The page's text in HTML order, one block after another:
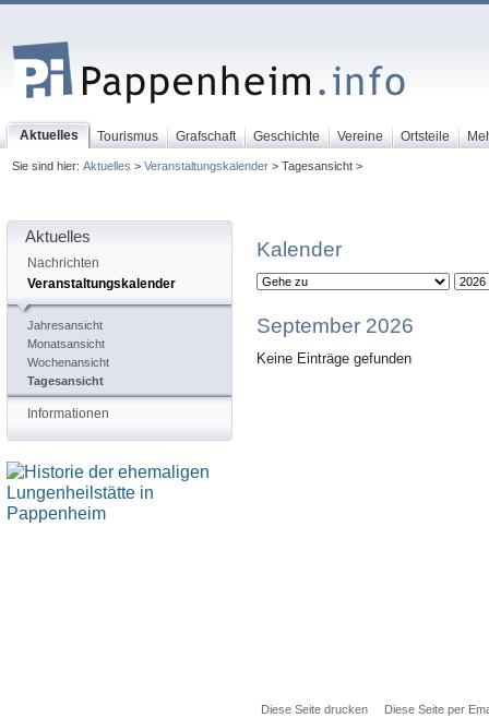
Aktuelles Tourismus Grafschaft Geschichte Vereine Ortsteile
Sie sind hier: Aktuelles > Veranstaltungskalender> Tagesansicht >
Aktuelles
Nachrichten
Veranstaltungskalender
Jahresansicht
Monatsansicht
Wochenansicht
Tagesansicht
Informationen
Kalender
September 2026
Keine Einträge gefunden
Diese Seite drucken Diese Seite per